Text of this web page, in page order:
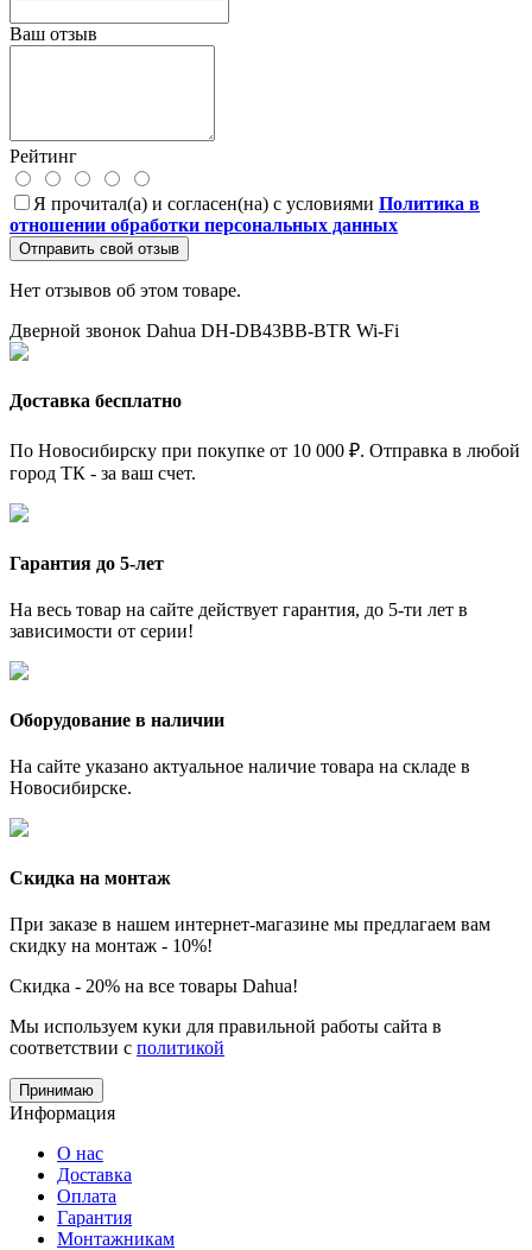
Ваш отзыв
Рейтинг
Я прочитал(а) и согласен(на) с условиями Политика в
отношении обработки персональных данных
Отправить свой отзыв
Нет отзывов об этом товаре.
Дверной звонок Dahua DH-DB43BB-BTR Wi-Fi
Доставка бесплатно
По Новосибирску при покупке от 10 000 ₽. Отправка в любой
город ТК - за ваш счет.
Гарантия до 5-лет
На весь товар на сайте действует гарантия, до 5-ти лет в
зависимости от серии!
Оборудование в наличии
На сайте указано актуальное наличие товара на складе в
Новосибирске.
Скидка на монтаж
При заказе в нашем интернет-магазине мы предлагаем вам
скидку на монтаж - 10%!
Скидка - 20% на все товары Dahua!
Мы используем куки для правильной работы сайта в
соответствии с политикой
Принимаю
Информация
О нас
Доставка
Оплата
Гарантия
Монтажникам